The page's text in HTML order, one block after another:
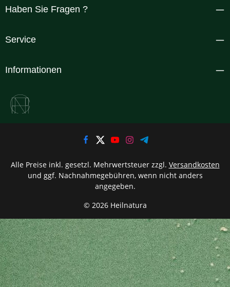
Haben Sie Fragen ?
Service
Informationen
© 2026 Heilnatura
Alle Preise inkl. gesetzl. Mehrwertsteuer zzgl. Versandkosten
und ggf. Nachnahmegebühren, wenn nicht anders
angegeben.